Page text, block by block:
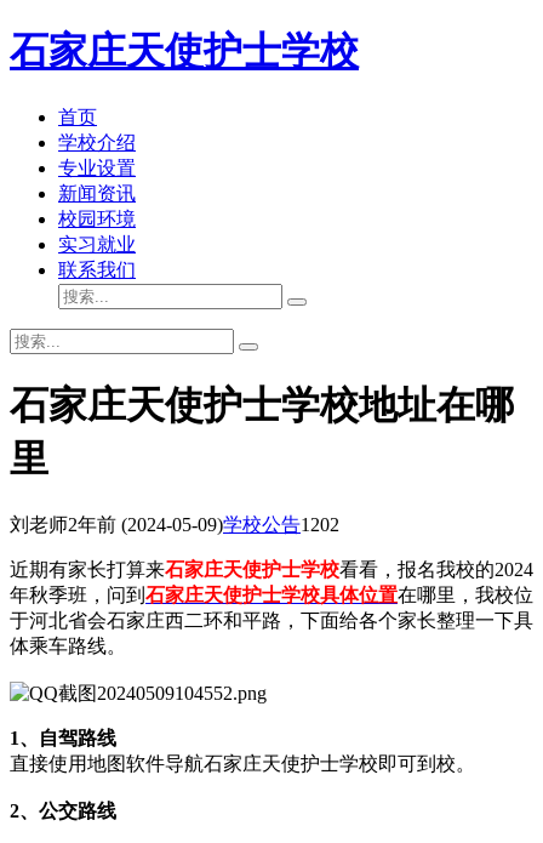
石家庄天使护士学校
首页
学校介绍
专业设置
新闻资讯
校园环境
实习就业
联系我们
石家庄天使护士学校地址在哪
里
刘老师2年前 (2024-05-09)学校公告1202
近期有家长打算来石家庄天使护士学校看看，报名我校的2024
年秋季班，问到 石家庄天使护士学校具体位置在哪里，我校位
于河北省会石家庄西二环和平路，下面给各个家长整理一下具
体乘车路线。
1、自驾路线
直接使用地图软件导航石家庄天使护士学校即可到校。
2、公交路线